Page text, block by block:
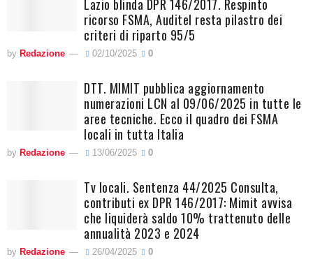
Lazio blinda DPR 146/2017. Respinto
ricorso FSMA, Auditel resta pilastro dei
criteri di riparto 95/5
by Redazione 02/10/2025 0
DTT. MIMIT pubblica aggiornamento
numerazioni LCN al 09/06/2025 in tutte le
aree tecniche. Ecco il quadro dei FSMA
locali in tutta Italia
by Redazione 13/06/2025 0
Tv locali. Sentenza 44/2025 Consulta,
contributi ex DPR 146/2017: Mimit avvisa
che liquiderà saldo 10% trattenuto delle
annualità 2023 e 2024
by Redazione 26/04/2025 0